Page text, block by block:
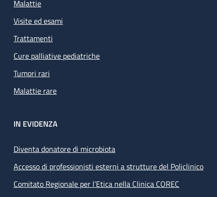
Malattie
Visite ed esami
Trattamenti
Cure palliative pediatriche
Tumori rari
Malattie rare
IN EVIDENZA
Diventa donatore di microbiota
Accesso di professionisti esterni a strutture del Policlinico
Comitato Regionale per l’Etica nella Clinica COREC